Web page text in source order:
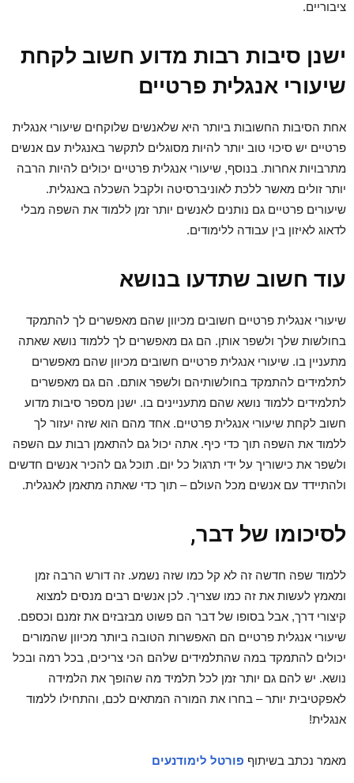
ציבוריים.
ישנן סיבות רבות מדוע חשוב לקחת
שיעורי אנגלית פרטיים
אחת הסיבות החשובות ביותר היא שלאנשים שלוקחים שיעורי אנגלית
פרטיים יש סיכוי טוב יותר להיות מסוגלים לתקשר באנגלית עם אנשים
מתרבויות אחרות. בנוסף, שיעורי אנגלית פרטיים יכולים להיות הרבה
יותר זולים מאשר ללכת לאוניברסיטה ולקבל השכלה באנגלית.
שיעורים פרטיים גם נותנים לאנשים יותר זמן ללמוד את השפה מבלי
לדאוג לאיזון בין עבודה ללימודים.
עוד חשוב שתדעו בנושא
שיעורי אנגלית פרטיים חשובים מכיוון שהם מאפשרים לך להתמקד
בחולשות שלך ולשפר אותן. הם גם מאפשרים לך ללמוד נושא שאתה
מתעניין בו. שיעורי אנגלית פרטיים חשובים מכיוון שהם מאפשרים
לתלמידים להתמקד בחולשותיהם ולשפר אותם. הם גם מאפשרים
לתלמידים ללמוד נושא שהם מתעניינים בו. ישנן מספר סיבות מדוע
חשוב לקחת שיעורי אנגלית פרטיים. אחד מהם הוא שזה יעזור לך
ללמוד את השפה תוך כדי כיף. אתה יכול גם להתאמן רבות עם השפה
ולשפר את כישוריך על ידי תרגול כל יום. תוכל גם להכיר אנשים חדשים
ולהתיידד עם אנשים מכל העולם – תוך כדי שאתה מתאמן לאנגלית.
לסיכומו של דבר,
ללמוד שפה חדשה זה לא קל כמו שזה נשמע. זה דורש הרבה זמן
ומאמץ לעשות את זה כמו שצריך. לכן אנשים רבים מנסים למצוא
קיצורי דרך, אבל בסופו של דבר הם פשוט מבזבזים את זמנם וכספם.
שיעורי אנגלית פרטיים הם האפשרות הטובה ביותר מכיוון שהמורים
יכולים להתמקד במה שהתלמידים שלהם הכי צריכים, בכל רמה ובכל
נושא. יש להם גם יותר זמן לכל תלמיד מה שהופך את הלמידה
לאפקטיבית יותר – בחרו את המורה המתאים לכם, והתחילו ללמוד
אנגלית!
מאמר נכתב בשיתוף פורטל לימודנעים